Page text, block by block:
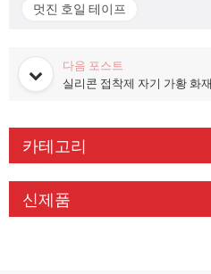
멋진 호일 테이프
다음 포스트
실리콘 접착제 자기 가황 화
카테고리
신제품